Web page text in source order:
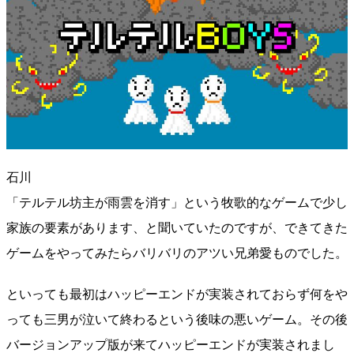
石川
「テルテル坊主が雨雲を消す」という牧歌的なゲームで少し
家族の要素があります、と聞いていたのですが、できてきた
ゲームをやってみたらバリバリのアツい兄弟愛ものでした。
といっても最初はハッピーエンドが実装されておらず何をや
っても三男が泣いて終わるという後味の悪いゲーム。その後
バージョンアップ版が来てハッピーエンドが実装されまし